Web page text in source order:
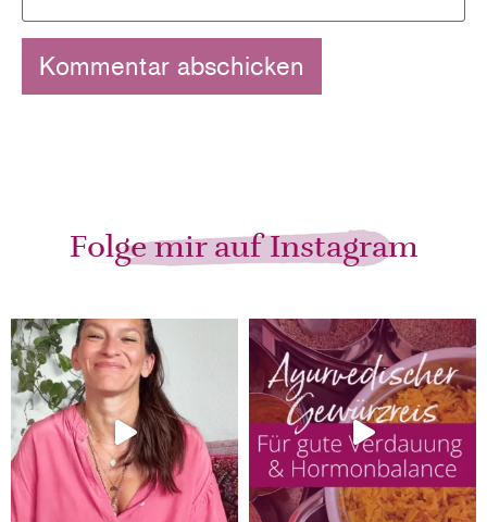
Folge mir auf Instagram